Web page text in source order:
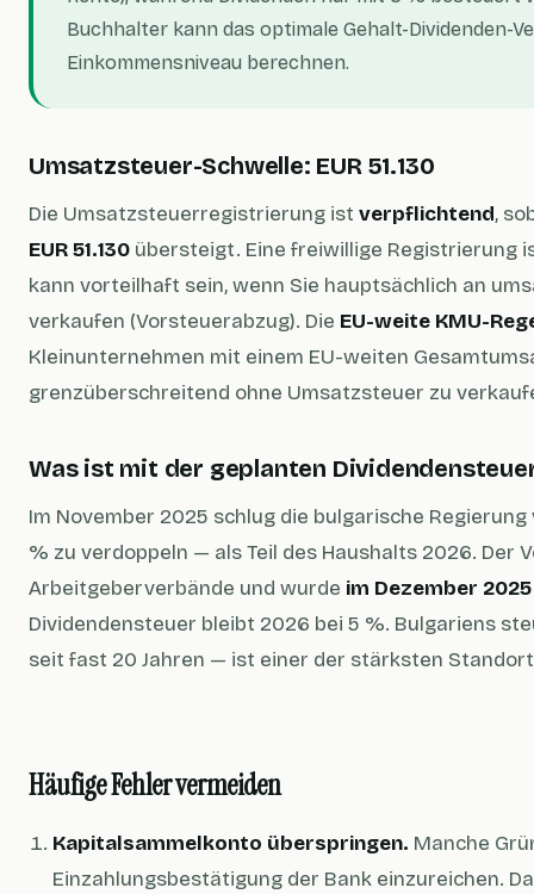
Buchhalter kann das optimale Gehalt-Dividenden-
Einkommensniveau berechnen.
Umsatzsteuer-Schwelle: EUR 51.130
Die Umsatzsteuerregistrierung ist verpflichtend,
EUR 51.130 übersteigt. Eine freiwillige Registrierung
kann vorteilhaft sein, wenn Sie hauptsächlich an
verkaufen (Vorsteuerabzug). Die EU-weite KMU-
Kleinunternehmen mit einem EU-weiten
grenzüberschreitend ohne Umsatzsteuer zu
Was ist mit der geplanten
Im November 2025 schlug die bulgarische
% zu verdoppeln — als Teil des Haushalts 2026.
Arbeitgeberverbände und wurde im Dezember
Dividendensteuer bleibt 2026 bei 5 %. Bulgariens
seit fast 20 Jahren — ist einer der stärksten
Häufige Fehler vermeiden
Kapitalsammelkonto überspringen. Manche
Einzahlungsbestätigung der Bank einzureichen.